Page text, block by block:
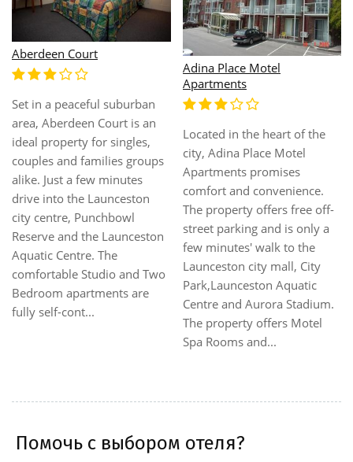
is an
Two
are
Adina Place Motel
Apartments
Located in the heart of the
city, Adina Place Motel
Apartments promises
comfort and convenience.
The property offers free off-
street parking and is only a
few minutes' walk to the
Launceston city mall, City
Park,Launceston Aquatic
Centre and Aurora Stadium.
The property offers Motel
Alanvale Apartments
Archers' Manor is set
tranquil and elegant
a an Olde English
village, superbly
5 minutes drive from
Launceston city centre
are ideally situated for
exploring the north-
Tasmania. Self-
Apartments offer full
amenitie...
Помочь с выбором отеля?